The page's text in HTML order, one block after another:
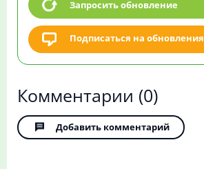
Запросить обновление
Подписаться на обновления
Комментарии (0)
Добавить комментарий